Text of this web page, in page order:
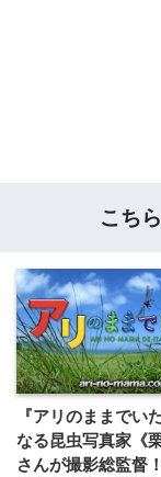
こち
『アリのままでい
なる昆虫写真家《
さんが撮影総監督